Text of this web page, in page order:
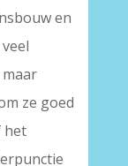
en
ze goed
het